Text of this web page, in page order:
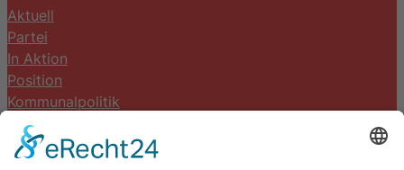
Aktuell
Partei
In Aktion
Position
Kommunalpolitik
Termine